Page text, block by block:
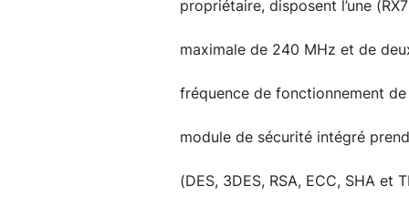
propriétaire, disposent l’une
maximale de 240 MHz et de
fréquence de fonctionnement
module de sécurité intégré
(DES, 3DES, RSA, ECC, SHA et